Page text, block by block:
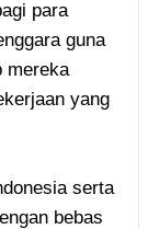
para
guna
mereka
yang
serta
bebas